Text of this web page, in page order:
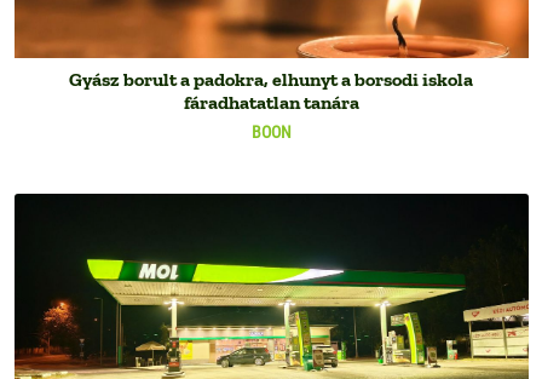
BOON
Gyász borult a padokra, elhunyt a borsodi iskola
fáradhatatlan tanára